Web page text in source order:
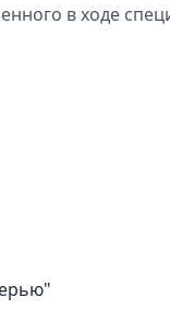
в ходе